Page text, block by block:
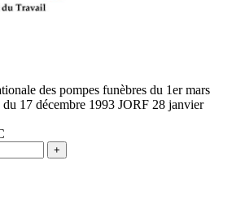
des pompes funèbres du 1er mars
du 17 décembre 1993 JORF 28 janvier
+